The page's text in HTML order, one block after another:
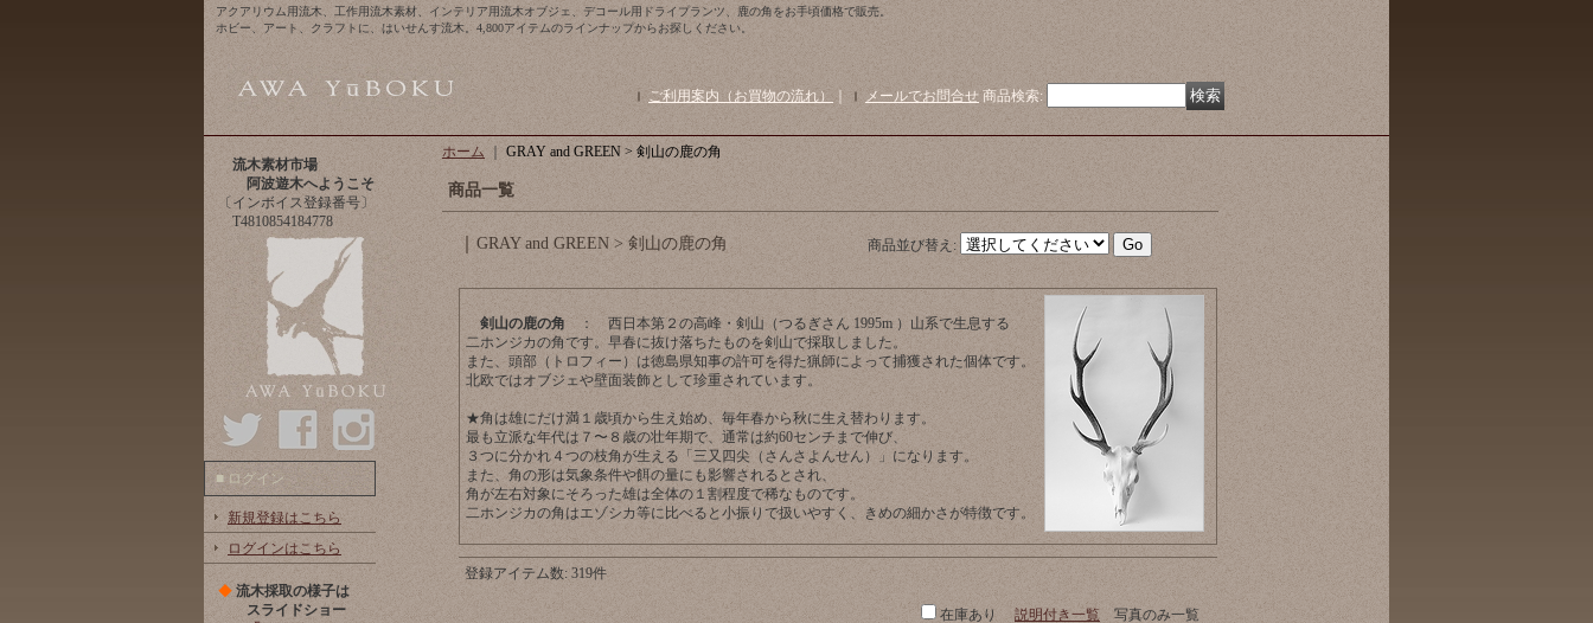
アクアリウム用流木、工作用流木素材、インテリア用流木オブジェ、デコール用ドライプランツ、鹿の角をお手頃価格で販売。
ホビー、アート、クラフトに、はいせんす流木。4,800アイテムのラインナップからお探しください。
ご利用案内（お買物の流れ） ｜ メールでお問合せ 商品検索:
流木素材市場
阿波遊木へようこそ
〔インボイス登録番号〕
T4810854184778
■ ログイン
新規登録はこちら
ログインはこちら
◆ 流木採取の様子は
スライドショー
ホーム ｜ GRAY and GREEN > 剣山の鹿の角
商品一覧
GRAY and GREEN > 剣山の鹿の角 商品並び替え :
剣山の鹿の角 ： 西日本第２の高峰・剣山（つるぎさん 1995m ）山系で生息する
二ホンジカの角です。早春に抜け落ちたものを剣山で採取しました。
また、頭部（トロフィー）は徳島県知事の許可を得た猟師によって捕獲された個体です。
北欧ではオブジェや壁面装飾として珍重されています。
★角は雄にだけ満１歳頃から生え始め、毎年春から秋に生え替わります。
最も立派な年代は７〜８歳の壮年期で、通常は約60センチまで伸び、
３つに分かれ４つの枝角が生える「三又四尖（さんさよんせん）」になります。
また、角の形は気象条件や餌の量にも影響されるとされ、
角が左右対象にそろった雄は全体の１割程度で稀なものです。
二ホンジカの角はエゾシカ等に比べると小振りで扱いやすく、きめの細かさが特徴です。
登録アイテム数: 319件
在庫あり 説明付き一覧 写真のみ一覧